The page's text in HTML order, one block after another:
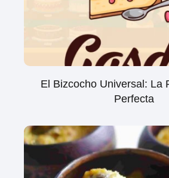
El Bizcocho Universal: La
Perfecta